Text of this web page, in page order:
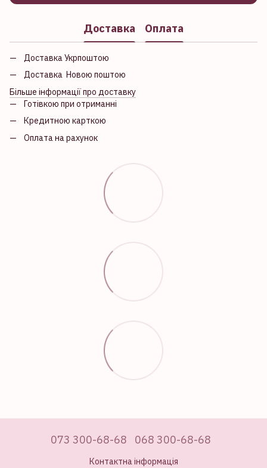
Доставка Оплата
Доставка Укрпоштою
Доставка Новою поштою
Більше інформації про доставку
Готівкою при отриманні
Кредитною карткою
Оплата на рахунок
073 300-68-68 068 300-68-68
Контактна інформація